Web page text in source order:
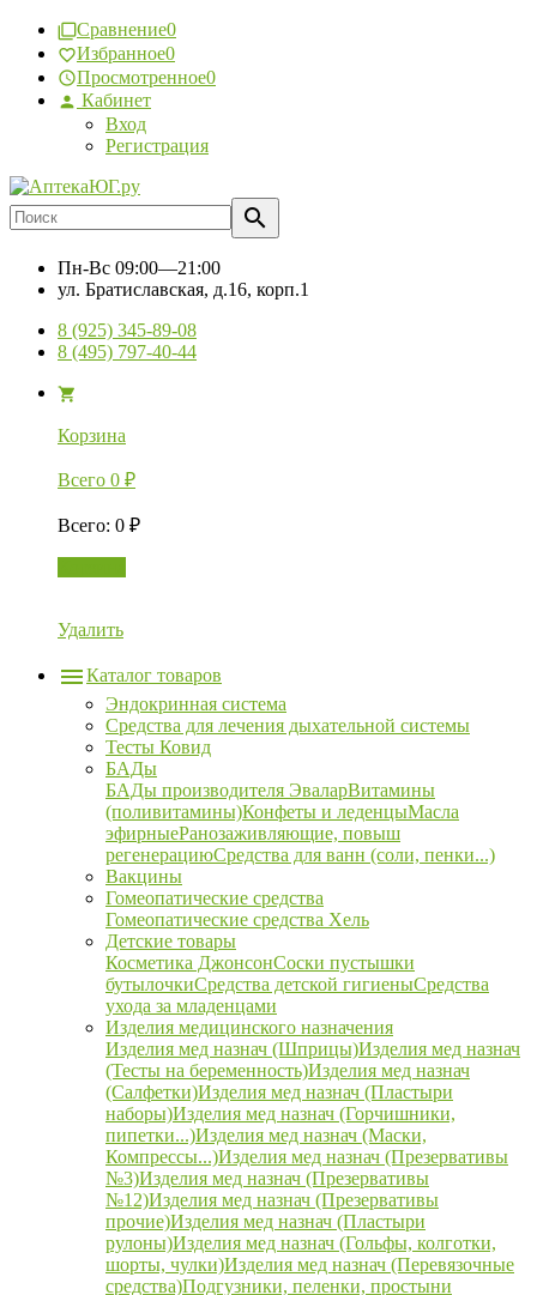
Сравнение0
Избранное0
Просмотренное0
Кабинет
Вход
Регистрация
Пн-Вс 09:00—21:00
ул. Братиславская, д.16, корп.1
8 (925) 345-89-08
8 (495) 797-40-44
Корзина
Всего 0 ₽
Всего: 0 ₽
Удалить
Каталог товаров
Эндокринная система
Средства для лечения дыхательной системы
Тесты Ковид
БАДы
БАДы производителя ЭваларВитамины
(поливитамины)Конфеты и леденцыМасла
эфирныеРанозаживляющие, повыш
регенерациюСредства для ванн (соли, пенки...)
Вакцины
Гомеопатические средства
Гомеопатические средства Хель
Детские товары
Косметика ДжонсонСоски пустышки
бутылочкиСредства детской гигиеныСредства
ухода за младенцами
Изделия медицинского назначения
Изделия мед назнач (Шприцы)Изделия мед назнач
(Тесты на беременность)Изделия мед назнач
(Салфетки)Изделия мед назнач (Пластыри
наборы)Изделия мед назнач (Горчишники,
пипетки...)Изделия мед назнач (Маски,
Компрессы...)Изделия мед назнач (Презервативы
№3)Изделия мед назнач (Презервативы
№12)Изделия мед назнач (Презервативы
прочие)Изделия мед назнач (Пластыри
рулоны)Изделия мед назнач (Гольфы, колготки,
шорты, чулки)Изделия мед назнач (Перевязочные
средства)Подгузники, пеленки, простыни